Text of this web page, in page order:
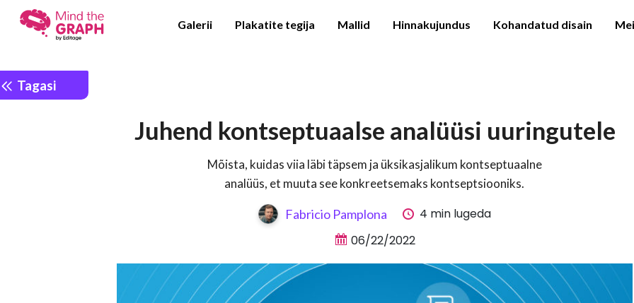
Galerii Plakatite tegija Mallid Hinnakujundus Kohandatud disain
Tagasi
Juhend kontseptuaalse analüüsi uuringutele
Mõista, kuidas viia läbi täpsem ja üksikasjalikum kontseptuaalne
analüüs, et muuta see konkreetsemaks kontseptsiooniks.
Fabricio Pamplona
4 min lugeda
06/22/2022